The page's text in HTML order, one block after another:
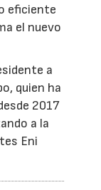
eficiente
el nuevo
a
quien ha
2017
a la
Eni